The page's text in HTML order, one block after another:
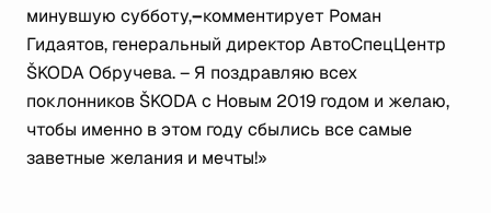
минувшую субботу,–комментирует Роман
Гидаятов, генеральный директор АвтоСпецЦентр
ŠKODA Обручева. – Я поздравляю всех
поклонников ŠKODA с Новым 2019 годом и желаю,
чтобы именно в этом году сбылись все самые
заветные желания и мечты!»